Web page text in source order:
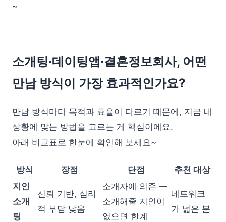
~
소개팅·데이팅앱·결혼정보회사, 어떤
만남 방식이 가장 효과적인가요?
만남 방식마다 목적과 효율이 다르기 때문에, 지금 내
상황에 맞는 방법을 고르는 게 핵심이에요.
아래 비교표로 한눈에 확인해 보세요~
방식 장점 단점
추천 대상
지인
소개
팅
신뢰 기반, 심리
적 부담 낮음
소개자에 의존 —
소개해줄 지인이
없으면 한계
네트워크
가 넓은 분